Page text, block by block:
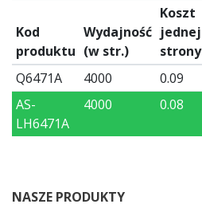
Kod
produktu
Wydajność
(w str.)
Koszt
jednej
strony
Q6471A
4000 0.09
AS-
LH6471A
4000 0.08
NASZE PRODUKTY